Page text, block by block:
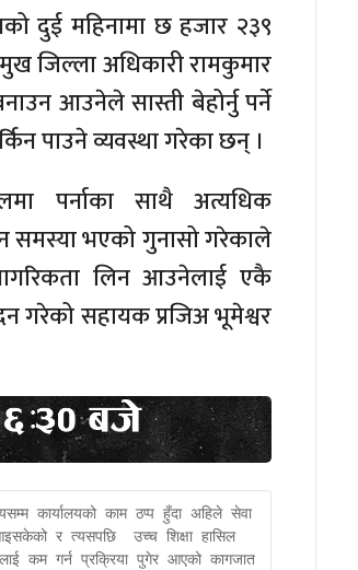
दुई महिनामा छ हजार २३९
जिल्ला अधिकारी रामकुमार
आउनेले सास्ती बेहोर्नु पर्ने
पाउने व्यवस्था गरेका छन् ।
पर्नाका साथै अत्यधिक
समस्या भएको गुनासो गरेकाले
लिन आउनेलाई एकै
गरेको सहायक प्रजिअ भूमेश्वर
कार्यालयको काम ठप्प हुँदा अहिले सेवा
र त्यसपछि  उच्च शिक्षा हासिल
कम गर्न प्रक्रिया पुगेर आएको कागजात